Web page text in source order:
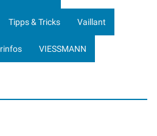
Tipps & Tricks Vaillant
VIESSMANN